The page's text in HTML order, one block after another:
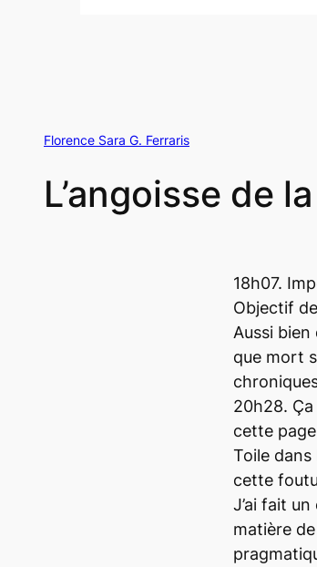
Florence Sara G. Ferraris
L’angoisse de
18h07.
Objectif
Aussi bien
que mort
20h28.
cette
Toile dans
cette
J’ai fait
matière